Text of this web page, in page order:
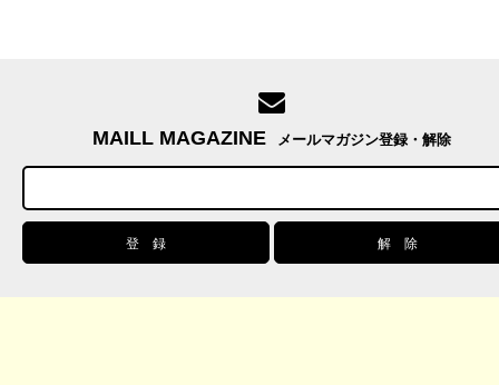
MAILL MAGAZINE メールマガジン登録・解除